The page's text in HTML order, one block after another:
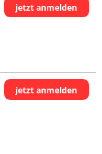
jetzt anmelden
jetzt anmelden